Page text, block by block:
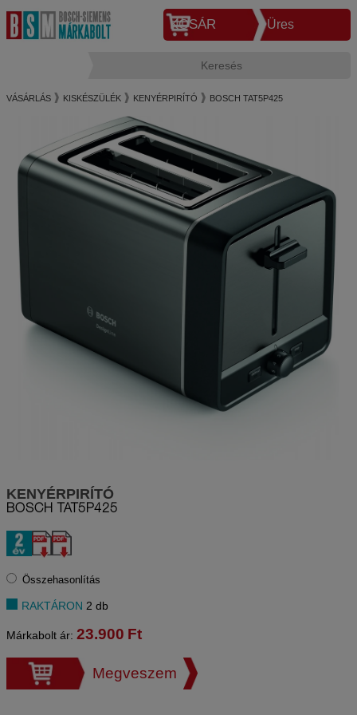
KOSÁR Üres
VÁSÁRLÁS KISKÉSZÜLÉK KENYÉRPIRÍTÓ BOSCH TAT5P425
KENYÉRPIRÍTÓ
BOSCH TAT5P425
Összehasonlítás
RAKTÁRON 2 db
Márkabolt ár: 23.900 Ft
Megveszem